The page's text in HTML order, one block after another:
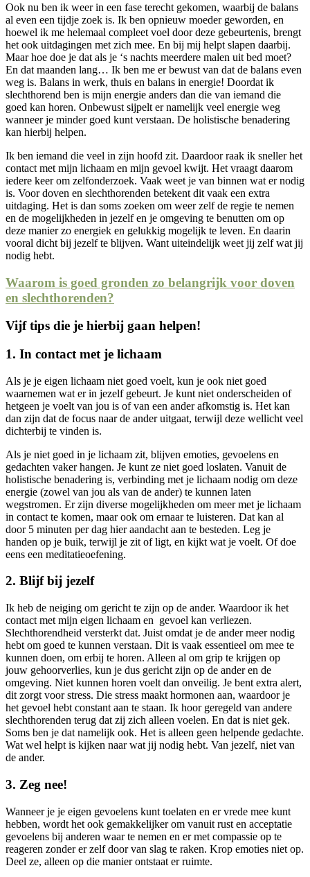
Ook nu ben ik weer in een fase terecht gekomen, waarbij de balans
al even een tijdje zoek is. Ik ben opnieuw moeder geworden, en
hoewel ik me helemaal compleet voel door deze gebeurtenis, brengt
het ook uitdagingen met zich mee. En bij mij helpt slapen daarbij.
Maar hoe doe je dat als je ‘s nachts meerdere malen uit bed moet?
En dat maanden lang… Ik ben me er bewust van dat de balans even
weg is. Balans in werk, thuis en balans in energie! Doordat ik
slechthorend ben is mijn energie anders dan die van iemand die
goed kan horen. Onbewust sijpelt er namelijk veel energie weg
wanneer je minder goed kunt verstaan. De holistische benadering
kan hierbij helpen.
Ik ben iemand die veel in zijn hoofd zit. Daardoor raak ik sneller het
contact met mijn lichaam en mijn gevoel kwijt. Het vraagt daarom
iedere keer om zelfonderzoek. Vaak weet je van binnen wat er nodig
is. Voor doven en slechthorenden betekent dit vaak een extra
uitdaging. Het is dan soms zoeken om weer zelf de regie te nemen
en de mogelijkheden in jezelf en je omgeving te benutten om op
deze manier zo energiek en gelukkig mogelijk te leven. En daarin
vooral dicht bij jezelf te blijven. Want uiteindelijk weet jij zelf wat jij
nodig hebt.
Waarom is goed gronden zo belangrijk voor doven
en slechthorenden?
Vijf tips die je hierbij gaan helpen!
1. In contact met je lichaam
Als je je eigen lichaam niet goed voelt, kun je ook niet goed
waarnemen wat er in jezelf gebeurt. Je kunt niet onderscheiden of
hetgeen je voelt van jou is of van een ander afkomstig is. Het kan
dan zijn dat de focus naar de ander uitgaat, terwijl deze wellicht veel
dichterbij te vinden is.
Als je niet goed in je lichaam zit, blijven emoties, gevoelens en
gedachten vaker hangen. Je kunt ze niet goed loslaten. Vanuit de
holistische benadering is, verbinding met je lichaam nodig om deze
energie (zowel van jou als van de ander) te kunnen laten
wegstromen. Er zijn diverse mogelijkheden om meer met je lichaam
in contact te komen, maar ook om ernaar te luisteren. Dat kan al
door 5 minuten per dag hier aandacht aan te besteden. Leg je
handen op je buik, terwijl je zit of ligt, en kijkt wat je voelt. Of doe
eens een meditatieoefening.
2. Blijf bij jezelf
Ik heb de neiging om gericht te zijn op de ander. Waardoor ik het
contact met mijn eigen lichaam en gevoel kan verliezen.
Slechthorendheid versterkt dat. Juist omdat je de ander meer nodig
hebt om goed te kunnen verstaan. Dit is vaak essentieel om mee te
kunnen doen, om erbij te horen. Alleen al om grip te krijgen op
jouw gehoorverlies, kun je dus gericht zijn op de ander en de
omgeving. Niet kunnen horen voelt dan onveilig. Je bent extra alert,
dit zorgt voor stress. Die stress maakt hormonen aan, waardoor je
het gevoel hebt constant aan te staan. Ik hoor geregeld van andere
slechthorenden terug dat zij zich alleen voelen. En dat is niet gek.
Soms ben je dat namelijk ook. Het is alleen geen helpende gedachte.
Wat wel helpt is kijken naar wat jij nodig hebt. Van jezelf, niet van
de ander.
3. Zeg nee!
Wanneer je je eigen gevoelens kunt toelaten en er vrede mee kunt
hebben, wordt het ook gemakkelijker om vanuit rust en acceptatie
gevoelens bij anderen waar te nemen en er met compassie op te
reageren zonder er zelf door van slag te raken. Krop emoties niet op.
Deel ze, alleen op die manier ontstaat er ruimte.